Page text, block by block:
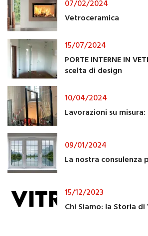
07/02/2024
Vetroceramica
15/07/2024
PORTE INTERNE IN
scelta di design
10/04/2024
Lavorazioni su
09/01/2024
La nostra consulenza
15/12/2023
Chi Siamo: la Storia